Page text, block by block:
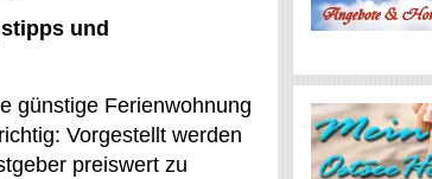
und
günstige Ferienwohnung
Vorgestellt werden
preiswert zu